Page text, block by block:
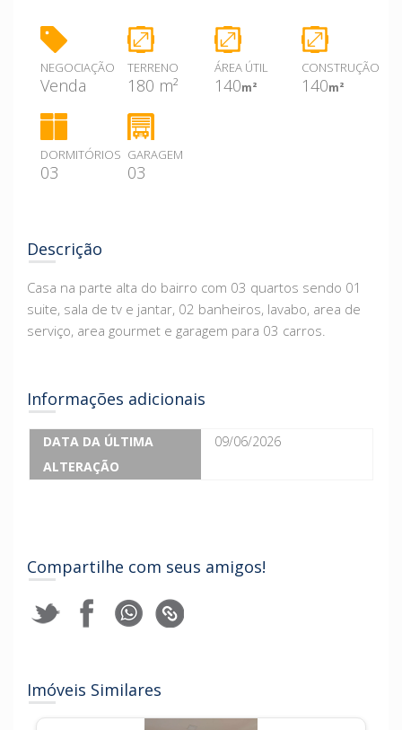
NEGOCIAÇÃO
Venda
TERRENO
180 m²
ÁREA ÚTIL
140m²
CONSTRUÇÃO
140m²
DORMITÓRIOS
03
GARAGEM
03
Descrição
Casa na parte alta do bairro com 03 quartos sendo 01
suite, sala de tv e jantar, 02 banheiros, lavabo, area de
serviço, area gourmet e garagem para 03 carros.
Informações adicionais
DATA DA ÚLTIMA
ALTERAÇÃO
09/06/2026
Compartilhe com seus amigos!
Imóveis Similares